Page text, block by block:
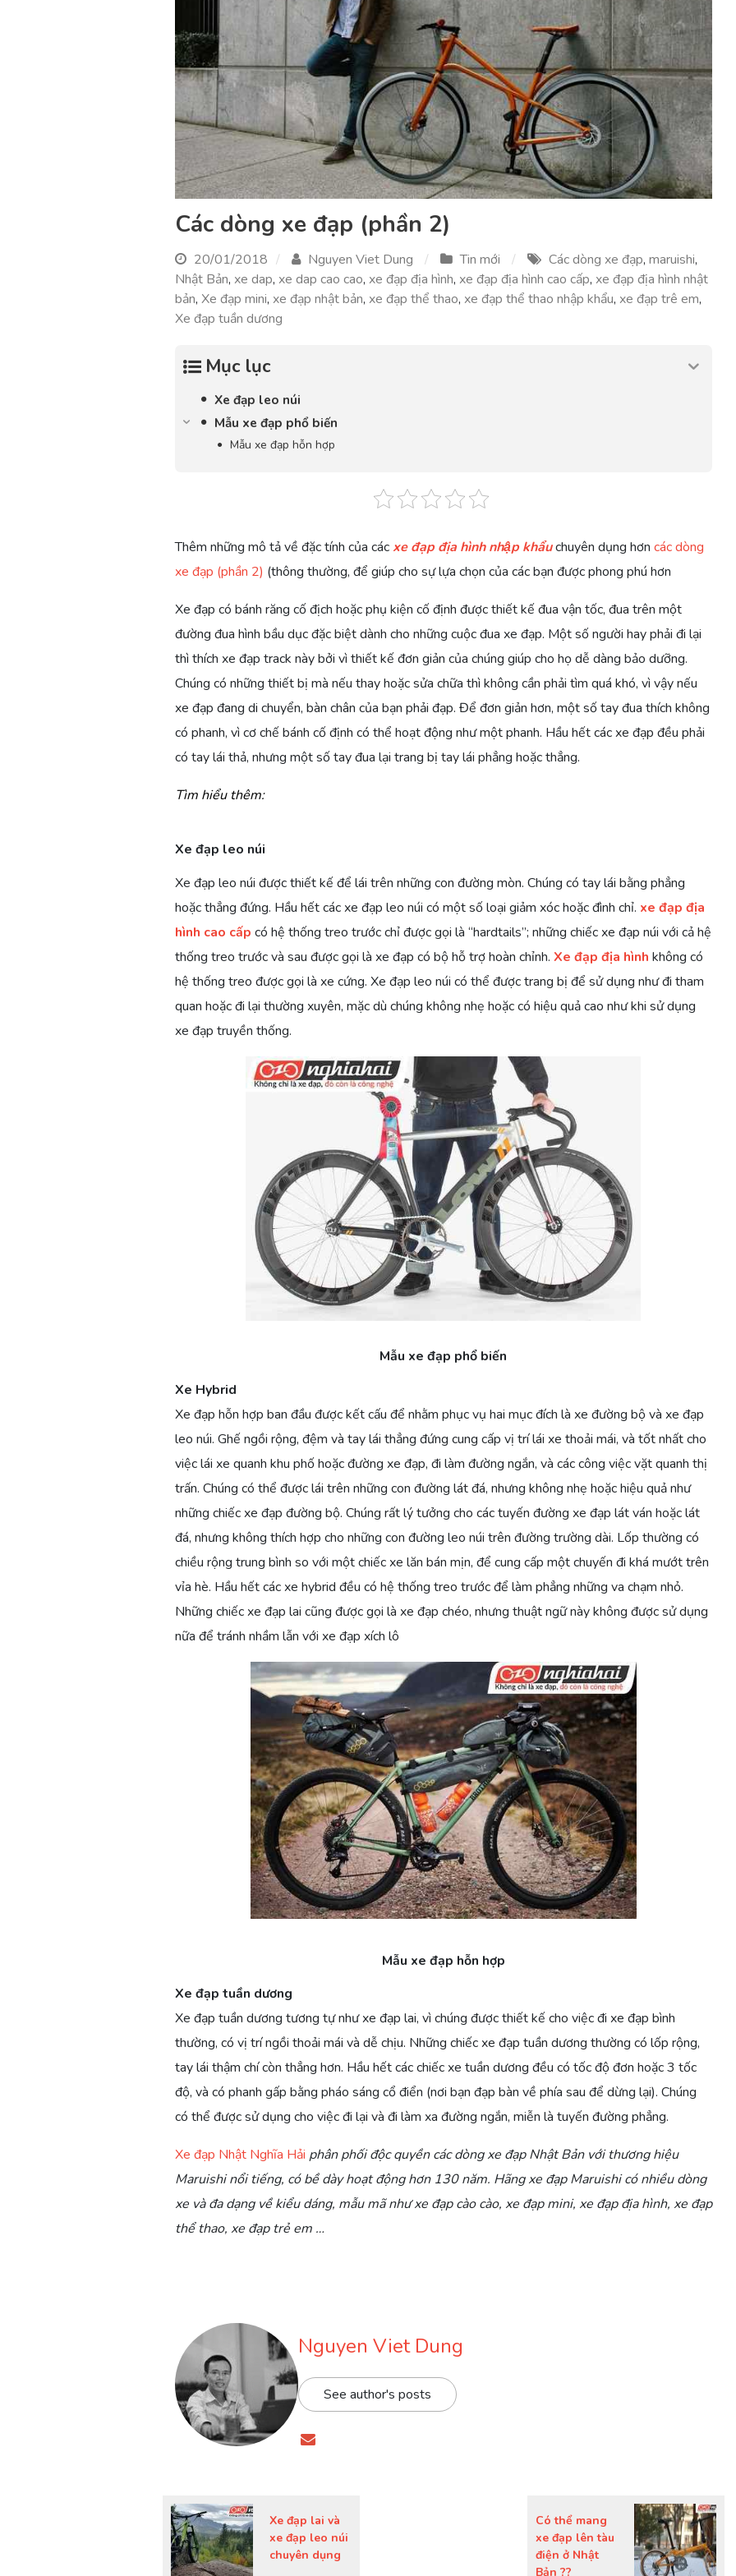
Các dòng xe đạp (phần 2)
20/01/2018 Nguyen Viet Dung Tin mới Các dòng xe đạp, maruishi,
Nhật Bản, xe dap, xe dap cao cao, xe đạp địa hình, xe đạp địa hình cao cấp, xe đạp địa hình nhật
bản, Xe đạp mini, xe đạp nhật bản, xe đạp thể thao, xe đạp thể thao nhập khẩu, xe đạp trê em,
Xe đạp tuần dương
Mục lục
Xe đạp leo núi
Mẫu xe đạp phổ biến
Mẫu xe đạp hỗn hợp
Thêm những mô tả về đặc tính của các xe đạp địa hình nhập khẩuchuyên dụng hơn các dòng
xe đạp (phần 2) (thông thường, để giúp cho sự lựa chọn của các bạn được phong phú hơn
Xe đạp có bánh răng cố địch hoặc phụ kiện cố định được thiết kế đua vận tốc, đua trên một
đường đua hình bầu dục đặc biệt dành cho những cuộc đua xe đạp. Một số người hay phải đi lại
thì thích xe đạp track này bởi vì thiết kế đơn giản của chúng giúp cho họ dễ dàng bảo dưỡng.
Chúng có những thiết bị mà nếu thay hoặc sửa chữa thì không cần phải tìm quá khó, vì vậy nếu
xe đạp đang di chuyển, bàn chân của bạn phải đạp. Để đơn giản hơn, một số tay đua thích không
có phanh, vì cơ chế bánh cố định có thể hoạt động như một phanh. Hầu hết các xe đạp đều phải
có tay lái thả, nhưng một số tay đua lại trang bị tay lái phẳng hoặc thẳng.
Tìm hiểu thêm:
ĐẠP
EM
WOOM
ĐÃ
CÓ
MẶT
TẠI
VƯƠNG
QUỐC
THỂ
XE
ĐẠP
LÊN
TÀU
ĐIỆN
Ở
NHẬT
BẢN
ĐẠP
VÀ
XE
ĐẠP
LEO
NÚI
CHUYÊN
DỤNG
DÒNG
ĐẠP
(PHẦN
1)
Xe đạp leo núi
Xe đạp leo núi được thiết kế để lái trên những con đường mòn. Chúng có tay lái bằng phẳng
hoặc thẳng đứng. Hầu hết các xe đạp leo núi có một số loại giảm xóc hoặc đình chỉ. xe đạp địa
hình cao cấp có hệ thống treo trước chỉ được gọi là “hardtails”; những chiếc xe đạp núi với cả hệ
thống treo trước và sau được gọi là xe đạp có bộ hỗ trợ hoàn chỉnh. Xe đạp địa hình không có
hệ thống treo được gọi là xe cứng. Xe đạp leo núi có thể được trang bị để sử dụng như đi tham
quan hoặc đi lại thường xuyên, mặc dù chúng không nhẹ hoặc có hiệu quả cao như khi sử dụng
xe đạp truyền thống.
Mẫu xe đạp phổ biến
Xe Hybrid
Xe đạp hỗn hợp ban đầu được kết cấu để nhằm phục vụ hai mục đích là xe đường bộ và xe đạp
leo núi. Ghế ngồi rộng, đệm và tay lái thẳng đứng cung cấp vị trí lái xe thoải mái, và tốt nhất cho
việc lái xe quanh khu phố hoặc đường xe đạp, đi làm đường ngắn, và các công việc vặt quanh thị
trấn. Chúng có thể được lái trên những con đường lát đá, nhưng không nhẹ hoặc hiệu quả như
những chiếc xe đạp đường bộ. Chúng rất lý tưởng cho các tuyến đường xe đạp lát ván hoặc lát
đá, nhưng không thích hợp cho những con đường leo núi trên đường trường dài. Lốp thường có
chiều rộng trung bình so với một chiếc xe lăn bán mịn, để cung cấp một chuyến đi khá mướt trên
vỉa hè. Hầu hết các xe hybrid đều có hệ thống treo trước để làm phẳng những va chạm nhỏ.
Những chiếc xe đạp lai cũng được gọi là xe đạp chéo, nhưng thuật ngữ này không được sử dụng
nữa để tránh nhầm lẫn với xe đạp xích lô
Mẫu xe đạp hỗn hợp
Xe đạp tuần dương
Xe đạp tuần dương tương tự như xe đạp lai, vì chúng được thiết kế cho việc đi xe đạp bình
thường, có vị trí ngồi thoải mái và dễ chịu. Những chiếc xe đạp tuần dương thường có lốp rộng,
tay lái thậm chí còn thẳng hơn. Hầu hết các chiếc xe tuần dương đều có tốc độ đơn hoặc 3 tốc
độ, và có phanh gấp bằng pháo sáng cổ điển (nơi bạn đạp bàn về phía sau để dừng lại). Chúng
có thể được sử dụng cho việc đi lại và đi làm xa đường ngắn, miễn là tuyến đường phẳng.
Xe đạp Nhật Nghĩa Hải phân phối độc quyền các dòng xe đạp Nhật Bản với thương hiệu
Maruishi nổi tiếng, có bề dày hoạt động hơn 130 năm. Hãng xe đạp Maruishi có nhiều dòng
xe và đa dạng về kiểu dáng, mẫu mã như xe đạp cào cào, xe đạp mini, xe đạp địa hình, xe đạp
thể thao, xe đạp trẻ em …
Nguyen Viet Dung
See author's posts
Xe đạp lai và
xe đạp leo núi
chuyên dụng
Có thể mang
xe đạp lên tàu
điện ở Nhật
Bản ??